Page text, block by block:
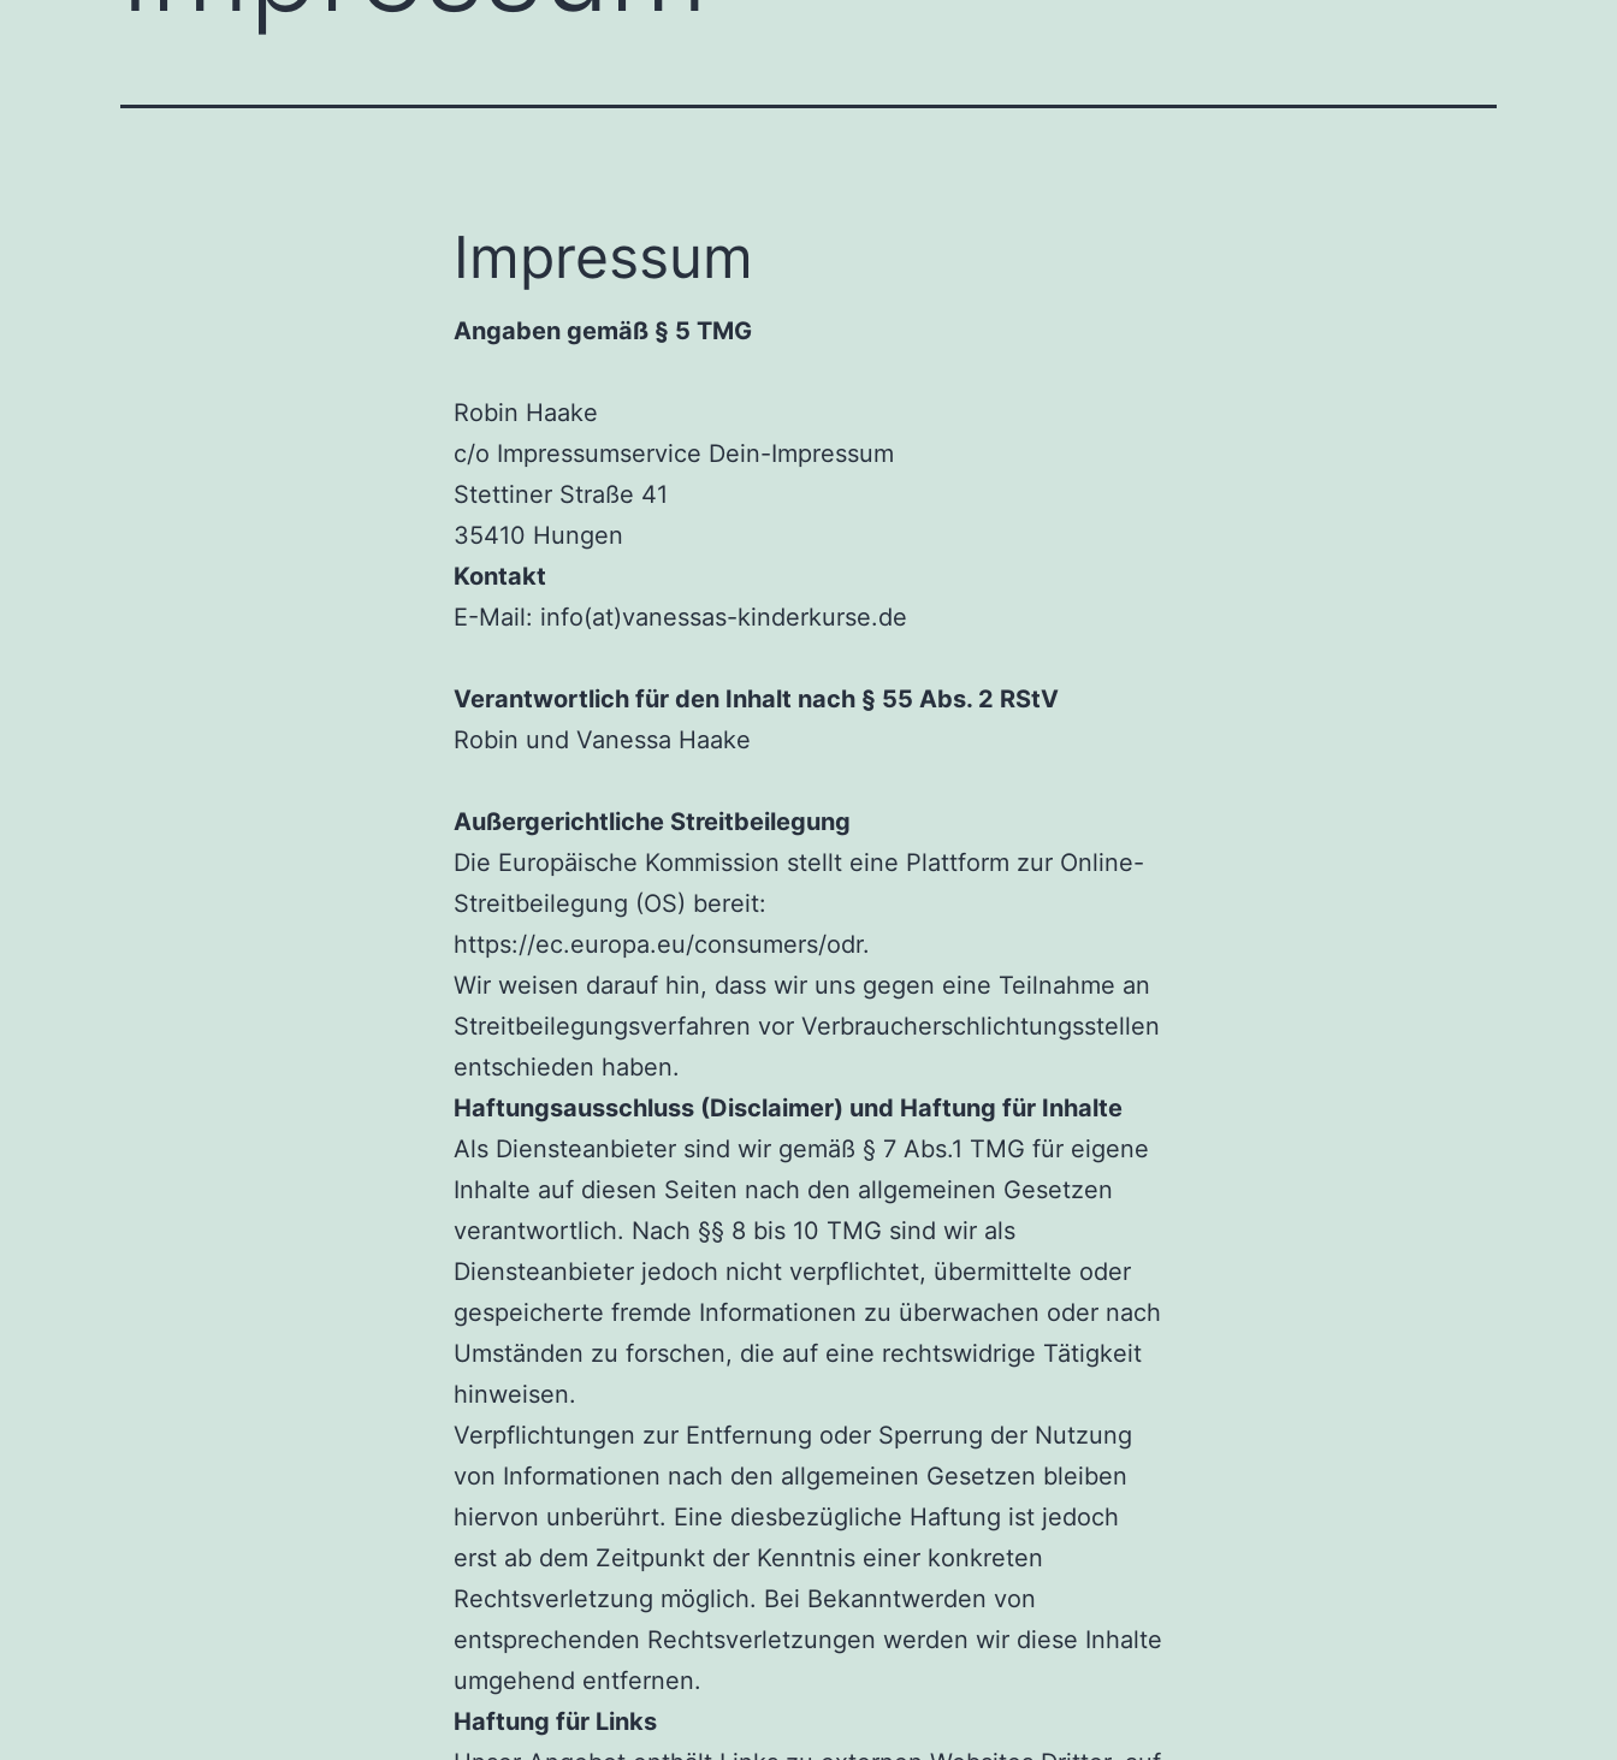
Impressum
Angaben gemäß § 5 TMG
Robin Haake
c/o Impressumservice Dein-Impressum
Stettiner Straße 41
35410 Hungen
Kontakt
E-Mail: info(at)vanessas-kinderkurse.de
Verantwortlich für den Inhalt nach § 55 Abs. 2 RStV
Robin und Vanessa Haake
Außergerichtliche Streitbeilegung
Die Europäische Kommission stellt eine Plattform zur Online-
Streitbeilegung (OS) bereit:
https://ec.europa.eu/consumers/odr.
Wir weisen darauf hin, dass wir uns gegen eine Teilnahme an
Streitbeilegungsverfahren vor Verbraucherschlichtungsstellen
entschieden haben.
Haftungsausschluss (Disclaimer) und Haftung für Inhalte
Als Diensteanbieter sind wir gemäß § 7 Abs.1 TMG für eigene
Inhalte auf diesen Seiten nach den allgemeinen Gesetzen
verantwortlich. Nach §§ 8 bis 10 TMG sind wir als
Diensteanbieter jedoch nicht verpflichtet, übermittelte oder
gespeicherte fremde Informationen zu überwachen oder nach
Umständen zu forschen, die auf eine rechtswidrige Tätigkeit
hinweisen.
Verpflichtungen zur Entfernung oder Sperrung der Nutzung
von Informationen nach den allgemeinen Gesetzen bleiben
hiervon unberührt. Eine diesbezügliche Haftung ist jedoch
erst ab dem Zeitpunkt der Kenntnis einer konkreten
Rechtsverletzung möglich. Bei Bekanntwerden von
entsprechenden Rechtsverletzungen werden wir diese Inhalte
umgehend entfernen.
Haftung für Links